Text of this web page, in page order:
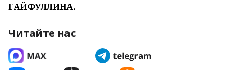
ГАЙФУЛЛИНА.
Читайте нас